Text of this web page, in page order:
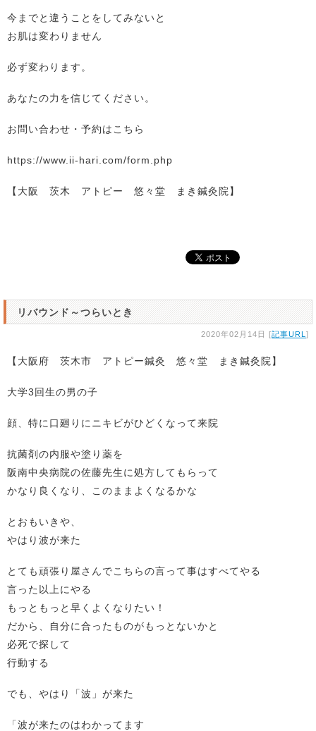
今までと違うことをしてみないと
お肌は変わりません
必ず変わります。
あなたの力を信じてください。
お問い合わせ・予約はこちら
https://www.ii-hari.com/form.php
【大阪 茨木 アトピー 悠々堂 まき鍼灸院】
リバウンド～つらいとき
2020年02月14日 [記事URL ]
【大阪府 茨木市 アトピー鍼灸 悠々堂 まき鍼灸院】
大学3回生の男の子
顔、特に口廻りにニキビがひどくなって来院
抗菌剤の内服や塗り薬を
阪南中央病院の佐藤先生に処方してもらって
かなり良くなり、このままよくなるかな
とおもいきや、
やはり波が来た
とても頑張り屋さんでこちらの言って事はすべてやる
言った以上にやる
もっともっと早くよくなりたい！
だから、自分に合ったものがもっとないかと
必死で探して
行動する
でも、やはり「波」が来た
「波が来たのはわかってます